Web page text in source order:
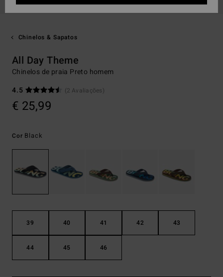
Chinelos & Sapatos
All Day Theme
Chinelos de praia Preto homem
4.5
(2 Avaliações)
€ 25,99
Cor Black
39 40 41 42 43
44 45 46